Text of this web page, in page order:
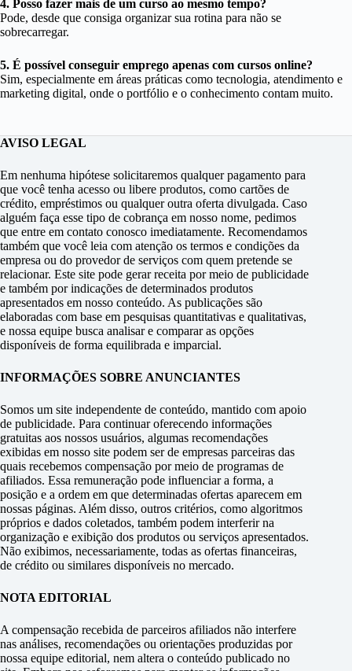
4. Posso fazer mais de um curso ao mesmo tempo?
Pode, desde que consiga organizar sua rotina para não se
sobrecarregar.
5. É possível conseguir emprego apenas com cursos online?
Sim, especialmente em áreas práticas como tecnologia, atendimento e
marketing digital, onde o portfólio e o conhecimento contam muito.
AVISO LEGAL
Em nenhuma hipótese solicitaremos qualquer pagamento para
que você tenha acesso ou libere produtos, como cartões de
crédito, empréstimos ou qualquer outra oferta divulgada. Caso
alguém faça esse tipo de cobrança em nosso nome, pedimos
que entre em contato conosco imediatamente. Recomendamos
também que você leia com atenção os termos e condições da
empresa ou do provedor de serviços com quem pretende se
relacionar. Este site pode gerar receita por meio de publicidade
e também por indicações de determinados produtos
apresentados em nosso conteúdo. As publicações são
elaboradas com base em pesquisas quantitativas e qualitativas,
e nossa equipe busca analisar e comparar as opções
disponíveis de forma equilibrada e imparcial.
INFORMAÇÕES SOBRE ANUNCIANTES
Somos um site independente de conteúdo, mantido com apoio
de publicidade. Para continuar oferecendo informações
gratuitas aos nossos usuários, algumas recomendações
exibidas em nosso site podem ser de empresas parceiras das
quais recebemos compensação por meio de programas de
afiliados. Essa remuneração pode influenciar a forma, a
posição e a ordem em que determinadas ofertas aparecem em
nossas páginas. Além disso, outros critérios, como algoritmos
próprios e dados coletados, também podem interferir na
organização e exibição dos produtos ou serviços apresentados.
Não exibimos, necessariamente, todas as ofertas financeiras,
de crédito ou similares disponíveis no mercado.
NOTA EDITORIAL
A compensação recebida de parceiros afiliados não interfere
nas análises, recomendações ou orientações produzidas por
nossa equipe editorial, nem altera o conteúdo publicado no